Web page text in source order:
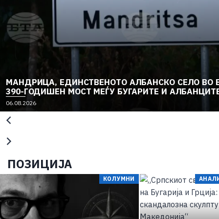
МАНДРИЦА, ЕДИНСТВЕНОТО АЛБАНСКО СЕЛО ВО
390-ГОДИШЕН МОСТ МЕЃУ БУГАРИТЕ И
06.08.2026
ПОЗИЦИЈА
КОЛУМНИ